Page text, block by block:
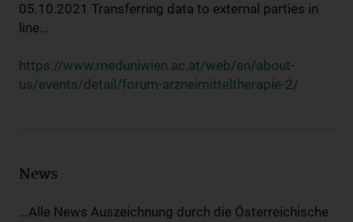
05.10.2021 Transferring data to external parties in
line...
https://www.meduniwien.ac.at/web/en/about-
us/events/detail/forum-arzneimitteltherapie-2/
News
...Alle News Auszeichnung durch die Österreichische